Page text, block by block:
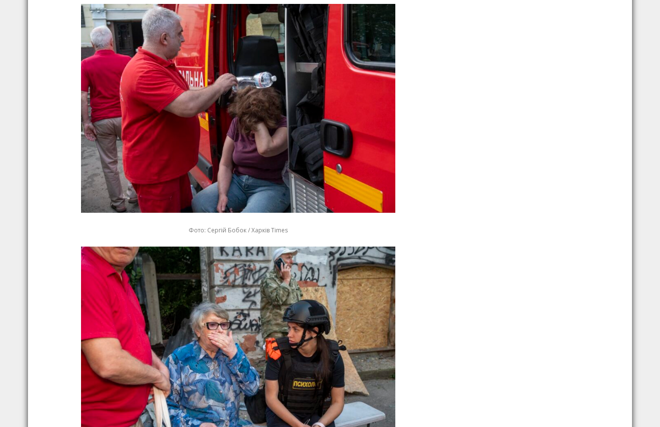
Фото: Сергій Бобок / Харків Times